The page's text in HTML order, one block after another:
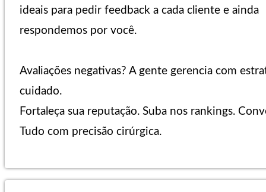
ideais para pedir feedback a cada cliente e ainda
respondemos por você.
Avaliações negativas? A gente gerencia com
cuidado.
Fortaleça sua reputação. Suba nos rankings.
Tudo com precisão cirúrgica.